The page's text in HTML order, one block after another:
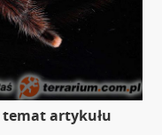
artykułu